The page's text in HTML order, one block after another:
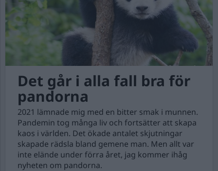
Det går i alla fall bra för
pandorna
2021 lämnade mig med en bitter smak i munnen.
Pandemin tog många liv och fortsätter att skapa
kaos i världen. Det ökade antalet skjutningar
skapade rädsla bland gemene man. Men allt var
inte elände under förra året, jag kommer ihåg
nyheten om pandorna.